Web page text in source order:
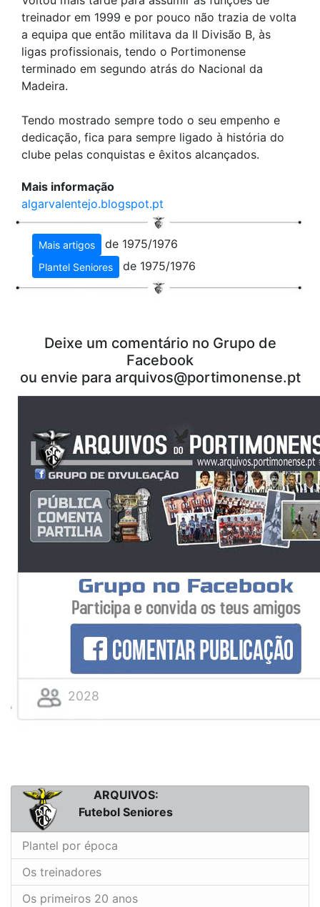
treinador em 1999 e por pouco não trazia de volta
a equipa que então militava da II Divisão B, às
ligas profissionais, tendo o Portimonense
terminado em segundo atrás do Nacional da
Madeira.
Tendo mostrado sempre todo o seu empenho e
dedicação, fica para sempre ligado à história do
clube pelas conquistas e êxitos alcançados.
Mais informação
algarvalentejo.blogspot.pt
Mais artigos de 1975/1976
Plantel Seniores de 1975/1976
Deixe um comentário no Grupo de
Facebook
ou envie para arquivos@portimonense.pt
2028
ARQUIVOS:
Futebol Seniores
Plantel por época
Os treinadores
Os primeiros 20 anos